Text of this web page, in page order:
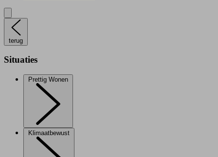
terug
Situaties
Prettig Wonen
Klimaatbewust